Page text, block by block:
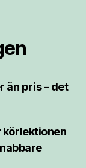
än pris – det
körlektionen